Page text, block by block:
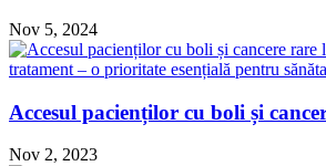
Nov 5, 2024
Accesul pacienților cu boli și
Nov 2, 2023